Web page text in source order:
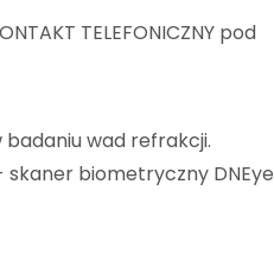
TELEFONICZNY pod
wad refrakcji.
skaner biometryczny DNEye